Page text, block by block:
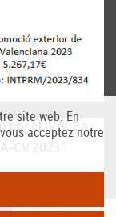
site web. En
acceptez notre